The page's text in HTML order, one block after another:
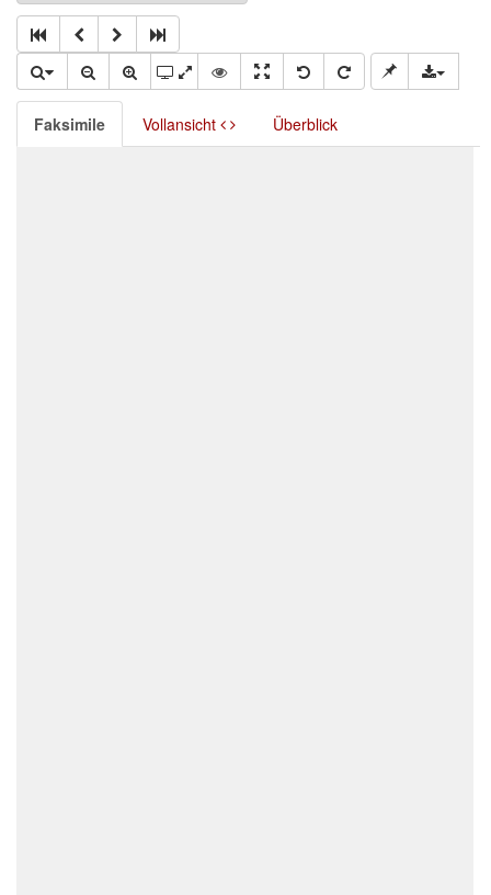
Faksimile Vollansicht Überblick